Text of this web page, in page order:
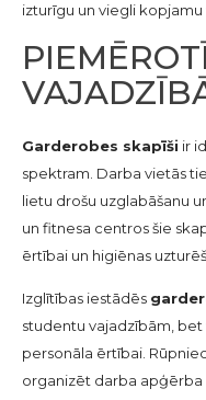
izturīgu un viegli kopjamu
Garderobes skapīši ir
spektram. Darba vietās
lietu drošu uzglabāšanu
un fitnesa centros šie
ērtībai un higiēnas
Izglītības iestādēs
studentu vajadzībām,
personāla ērtībai.
organizēt darba apģērba